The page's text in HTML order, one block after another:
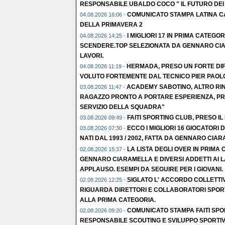
RESPONSABILE UBALDO COCO " IL FUTURO
04.08.2026 16:06 - COMUNICATO STAMPA LATINA
DELLA PRIMAVERA 2
04.08.2026 14:25 - I MIGLIORI 17 IN PRIMA
SCENDERE.TOP SELEZIONATA DA GENNARO
LAVORI.
04.08.2026 11:19 - HERMADA, PRESO UN FORTE
VOLUTO FORTEMENTE DAL TECNICO PIER
03.08.2026 11:47 - ACADEMY SABOTINO, ALTRO
RAGAZZO PRONTO A PORTARE ESPERIENZA,
SERVIZIO DELLA SQUADRA"
03.08.2026 09:49 - FAITI SPORTING CLUB, PRESO
03.08.2026 07:30 - ECCO I MIGLIORI 16 GIOCATORI
NATI DAL 1993 / 2002, FATTA DA GENNARO
02.08.2026 15:37 - LA LISTA DEGLI OVER IN PRIMA
GENNARO CIARAMELLA E DIVERSI ADDETTI AI
APPLAUSO. ESEMPI DA SEGUIRE PER I GIOVANI.
02.08.2026 12:25 - SIGLATO L' ACCORDO
RIGUARDA DIRETTORI E COLLABORATORI
ALLA PRIMA CATEGORIA.
02.08.2026 09:20 - COMUNICATO STAMPA FAITI
RESPONSABILE SCOUTING E SVILUPPO